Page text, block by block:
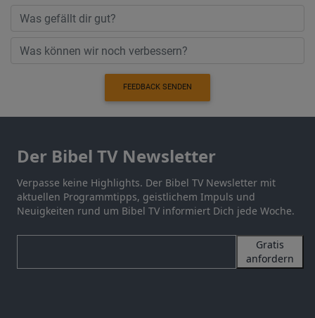
FEEDBACK SENDEN
Der Bibel TV Newsletter
Verpasse keine Highlights. Der Bibel TV Newsletter mit
aktuellen Programmtipps, geistlichem Impuls und
Neuigkeiten rund um Bibel TV informiert Dich jede Woche.
Gratis
anfordern